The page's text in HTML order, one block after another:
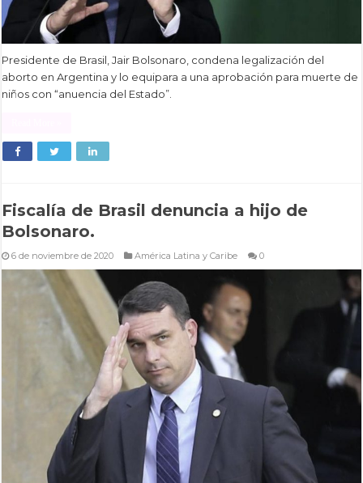
Presidente de Brasil, Jair Bolsonaro, condena legalización del
aborto en Argentina y lo equipara a una aprobación para muerte de
niños con “anuencia del Estado”.
Fiscalía de Brasil denuncia a hijo de
Bolsonaro.
6 de noviembre de 2020 América Latina y Caribe 0